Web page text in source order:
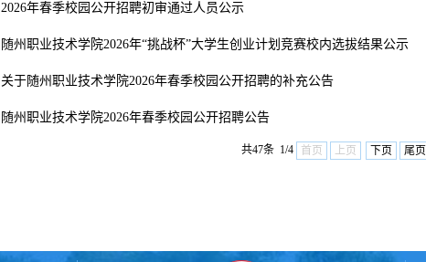
2026年春季校园公开招聘初审通过人员公示
随州职业技术学院2026年“挑战杯”大学生创业计划竞赛校内选拔结果公示
关于随州职业技术学院2026年春季校园公开招聘的补充公告
随州职业技术学院2026年春季校园公开招聘公告
共47条 1/4 首页 上页 下页 尾页